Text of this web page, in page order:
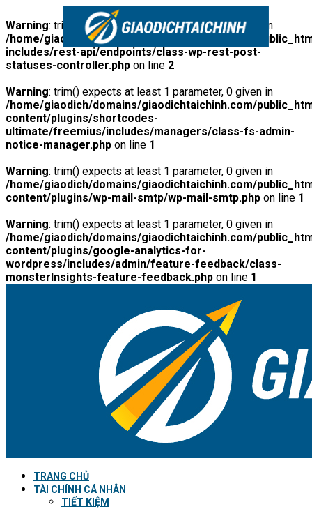
Warning: trim() expects at least 1 parameter, 0 given in
/home/giaodich/domains/giaodichtaichinh.com/
includes/rest-api/endpoints/class-wp-rest-post-
statuses-controller.php on line 2
Warning: trim() expects at least 1 parameter, 0 given in
/home/giaodich/domains/giaodichtaichinh.com/
content/plugins/shortcodes-
ultimate/freemius/includes/managers/class-fs-admin-
notice-manager.php on line 1
Warning: trim() expects at least 1 parameter, 0 given in
/home/giaodich/domains/giaodichtaichinh.com/
content/plugins/wp-mail-smtp/wp-mail-smtp.php on line 1
Warning: trim() expects at least 1 parameter, 0 given in
/home/giaodich/domains/giaodichtaichinh.com/
content/plugins/google-analytics-for-
wordpress/includes/admin/feature-feedback/class-
monsterInsights-feature-feedback.php on line 1
TRANG CHỦ
TÀI CHÍNH CÁ NHÂN
TIẾT KIỆM